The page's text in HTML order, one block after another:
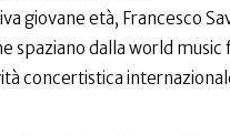
giovane età, Francesco
spaziano dalla world music
concertistica